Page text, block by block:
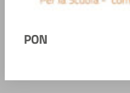
PON